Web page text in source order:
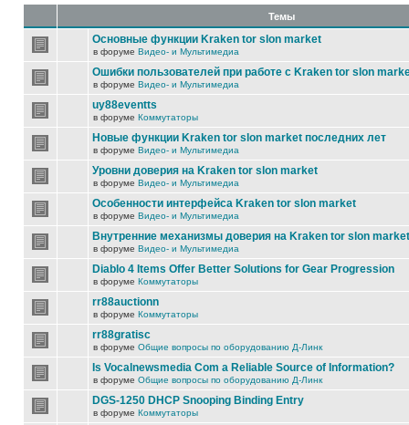
Темы
Основные функции Kraken tor slon market
в форуме Видео- и Мультимедиа
Ошибки пользователей при работе с Kraken tor slon
в форуме Видео- и Мультимедиа
uy88eventts
в форуме Коммутаторы
Новые функции Kraken tor slon market последних лет
в форуме Видео- и Мультимедиа
Уровни доверия на Kraken tor slon market
в форуме Видео- и Мультимедиа
Особенности интерфейса Kraken tor slon market
в форуме Видео- и Мультимедиа
Внутренние механизмы доверия на Kraken tor slon market
в форуме Видео- и Мультимедиа
Diablo 4 Items Offer Better Solutions for Gear Progression
в форуме Коммутаторы
rr88auctionn
в форуме Коммутаторы
rr88gratisc
в форуме Общие вопросы по оборудованию Д-Линк
Is Vocalnewsmedia Com a Reliable Source of Information?
в форуме Общие вопросы по оборудованию Д-Линк
DGS-1250 DHCP Snooping Binding Entry
в форуме Коммутаторы